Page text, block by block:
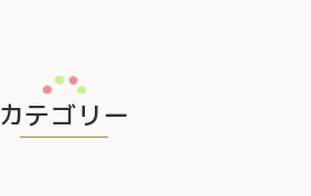
カテゴリー